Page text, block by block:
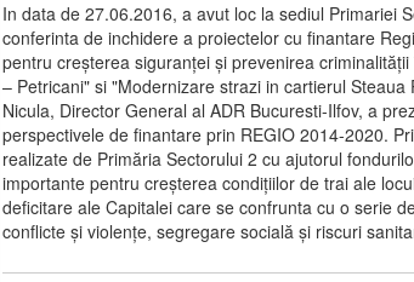
In data de 27.06.2016, a avut loc la sediul Primariei
conferinta de inchidere a proiectelor cu finantare
pentru creșterea siguranței și prevenirea
– Petricani" si "Modernizare strazi in cartierul Steaua
Nicula, Director General al ADR Bucuresti-Ilfov, a
perspectivele de finantare prin REGIO 2014-2020.
realizate de Primăria Sectorului 2 cu ajutorul
importante pentru creșterea condițiilor de trai ale
deficitare ale Capitalei care se confrunta cu o serie
conflicte și violențe, segregare socială și riscuri